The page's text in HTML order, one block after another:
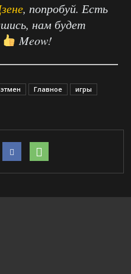
, попробуй. Есть
нам будет
Meow!
Главное
игры